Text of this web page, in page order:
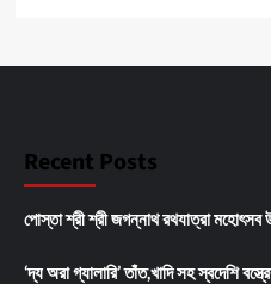
Recent Posts
পোস্তা শ্রী শ্রী জগন্নাথ রথযাত্রা মহোৎসব
‘দ্য অরা গ্যালারি’ তাঁত,খাদি সহ স্বদেশি